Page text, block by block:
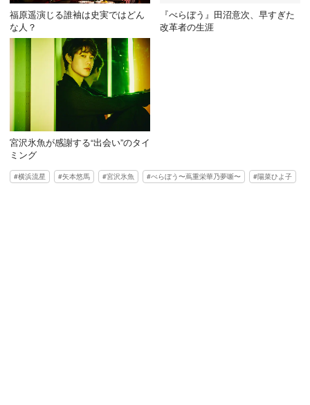
福原遥演じる誰袖は史実ではどん
な人？
『べらぼう』田沼意次、早すぎた
改革者の生涯
宮沢氷魚が感謝する“出会い”のタイ
ミング
横浜流星 矢本悠馬 宮沢氷魚 べらぼう〜蔦重栄華乃夢噺〜 陽菜ひよ子